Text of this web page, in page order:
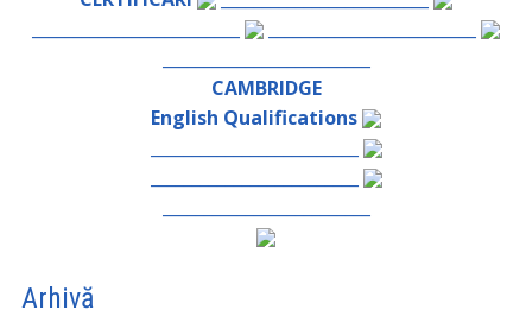
CAMBRIDGE
English Qualifications
Arhivă